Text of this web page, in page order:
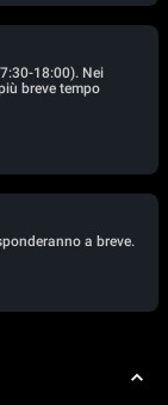
18:00). Nei
breve tempo
a breve.